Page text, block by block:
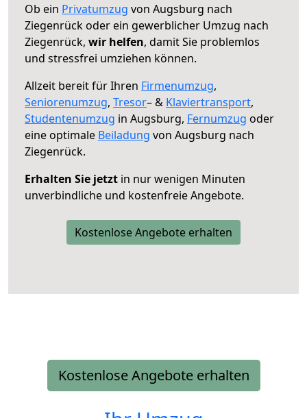
Ob ein Privatumzug von Augsburg nach
Ziegenrück oder ein gewerblicher Umzug nach
Ziegenrück, wir helfen, damit Sie problemlos
und stressfrei umziehen können.
Allzeit bereit für Ihren Firmenumzug,
Seniorenumzug, Tresor– & Klaviertransport,
Studentenumzug in Augsburg, Fernumzug oder
eine optimale Beiladung von Augsburg nach
Ziegenrück.
Erhalten Sie jetzt in nur wenigen Minuten
unverbindliche und kostenfreie Angebote.
Kostenlose Angebote erhalten
Kostenlose Angebote erhalten